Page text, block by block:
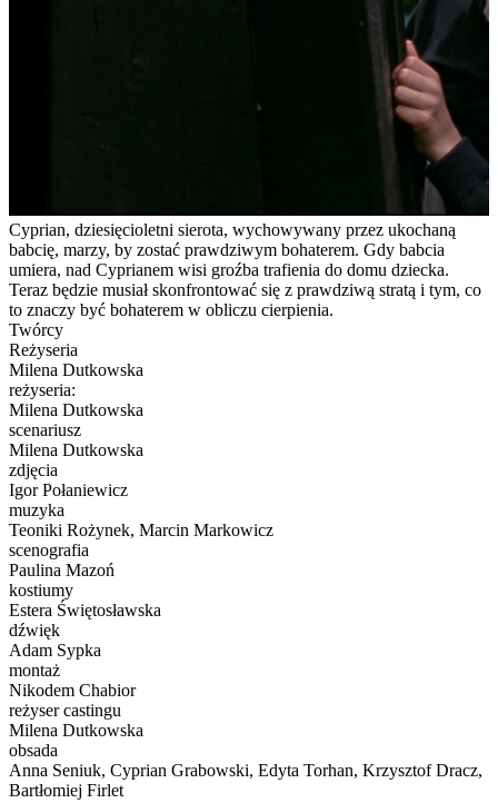
Cyprian, dziesięcioletni sierota, wychowywany przez ukochaną
babcię, marzy, by zostać prawdziwym bohaterem. Gdy babcia
umiera, nad Cyprianem wisi groźba trafienia do domu dziecka.
Teraz będzie musiał skonfrontować się z prawdziwą stratą i tym, co
to znaczy być bohaterem w obliczu cierpienia.
Twórcy
Reżyseria
Milena Dutkowska
reżyseria:
Milena Dutkowska
scenariusz
Milena Dutkowska
zdjęcia
Igor Połaniewicz
muzyka
Teoniki Rożynek, Marcin Markowicz
scenografia
Paulina Mazoń
kostiumy
Estera Świętosławska
dźwięk
Adam Sypka
montaż
Nikodem Chabior
reżyser castingu
Milena Dutkowska
obsada
Anna Seniuk, Cyprian Grabowski, Edyta Torhan, Krzysztof Dracz,
Bartłomiej Firlet